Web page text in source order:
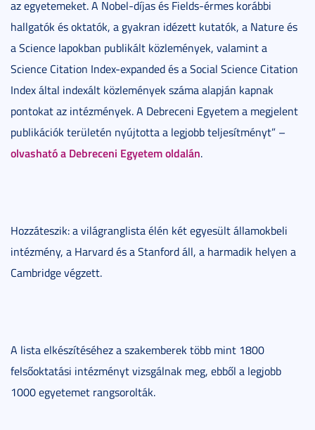
az egyetemeket. A Nobel-díjas és Fields-érmes korábbi
hallgatók és oktatók, a gyakran idézett kutatók, a Nature és
a Science lapokban publikált közlemények, valamint a
Science Citation Index-expanded és a Social Science Citation
Index által indexált közlemények száma alapján kapnak
pontokat az intézmények. A Debreceni Egyetem a megjelent
publikációk területén nyújtotta a legjobb teljesítményt” –
olvasható a Debreceni Egyetem oldalán.
Hozzáteszik: a világranglista élén két egyesült államokbeli
intézmény, a Harvard és a Stanford áll, a harmadik helyen a
Cambridge végzett.
A lista elkészítéséhez a szakemberek több mint 1800
felsőoktatási intézményt vizsgálnak meg, ebből a legjobb
1000 egyetemet rangsorolták.